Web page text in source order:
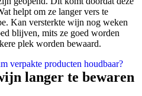
helpt om ze langer vers te
Kan versterkte wijn nog weken
blijven, mits ze goed worden
plek worden bewaard.
verpakte producten houdbaar?
langer te bewaren